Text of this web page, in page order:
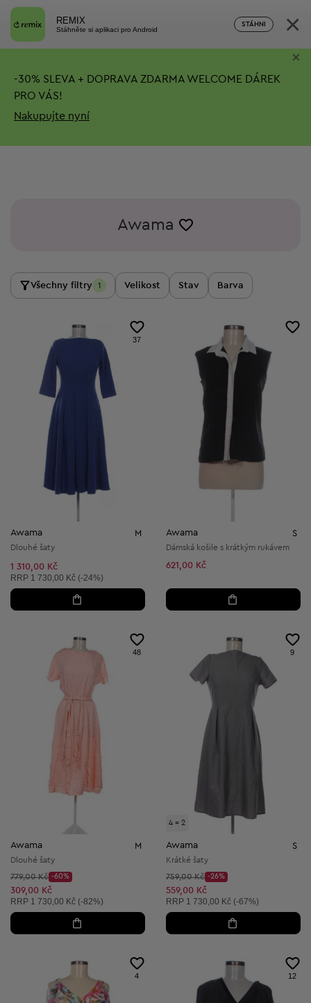
REMIX
Stáhněte si aplikaci pro Android
STÁHNI ×
-30% SLEVA + DOPRAVA ZDARMA WELCOME DÁREK
PRO VÁS!
Nakupujte nyní
×
Awama
Všechny filtry 1 Velikost Stav Barva
37
Awama M
Dlouhé šaty
1 310,00 Kč
Doporučená cena:
RRP 1 730,00 Kč (-24%)
Awama S
Dámská košile s krátkým rukávem
621,00 Kč
48
Awama M
Dlouhé šaty
Původní cena:
779,00 Kč
Discount Price:
-60%
Snížená cena:
309,00 Kč
Doporučená cena:
RRP 1 730,00 Kč (-82%)
4 = 2
9
Awama S
Krátké šaty
Původní cena:
759,00 Kč
Discount Price:
-26%
Snížená cena:
559,00 Kč
Doporučená cena:
RRP 1 730,00 Kč (-67%)
4 12